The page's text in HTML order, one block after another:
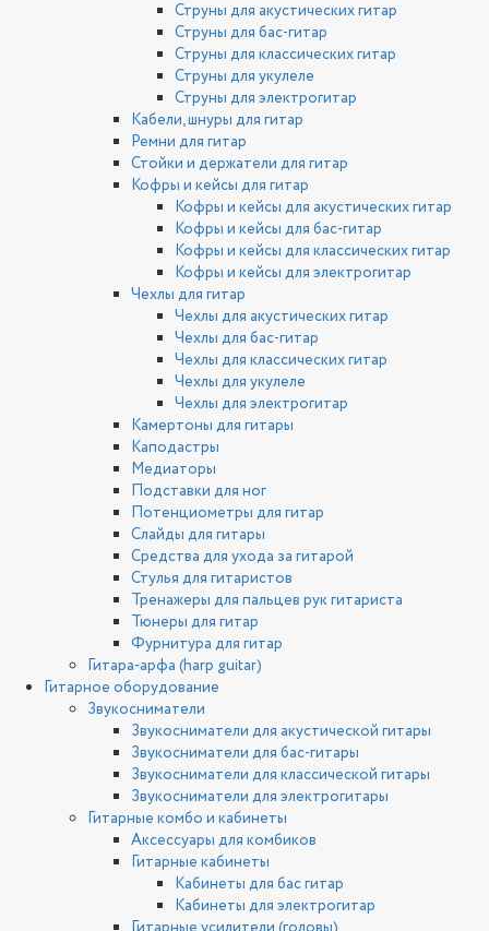
Струны для акустических гитар
Струны для бас-гитар
Струны для классических гитар
Струны для укулеле
Струны для электрогитар
Кабели, шнуры для гитар
Ремни для гитар
Стойки и держатели для гитар
Кофры и кейсы для гитар
Кофры и кейсы для акустических гитар
Кофры и кейсы для бас-гитар
Кофры и кейсы для классических гитар
Кофры и кейсы для электрогитар
Чехлы для гитар
Чехлы для акустических гитар
Чехлы для бас-гитар
Чехлы для классических гитар
Чехлы для укулеле
Чехлы для электрогитар
Камертоны для гитары
Каподастры
Медиаторы
Подставки для ног
Потенциометры для гитар
Слайды для гитары
Средства для ухода за гитарой
Стулья для гитаристов
Тренажеры для пальцев рук гитариста
Тюнеры для гитар
Фурнитура для гитар
Гитара-арфа (harp guitar)
Гитарное оборудование
Звукосниматели
Звукосниматели для акустической гитары
Звукосниматели для бас-гитары
Звукосниматели для классической гитары
Звукосниматели для электрогитары
Гитарные комбо и кабинеты
Аксессуары для комбиков
Гитарные кабинеты
Кабинеты для бас гитар
Кабинеты для электрогитар